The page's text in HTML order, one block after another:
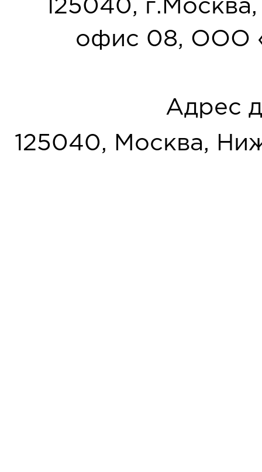
125040,
офис 08, ООО
Адрес
125040, Москва,